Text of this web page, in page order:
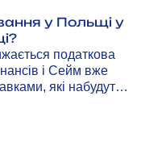
у Польщі у
податкова
і Сейм вже
які набудуть